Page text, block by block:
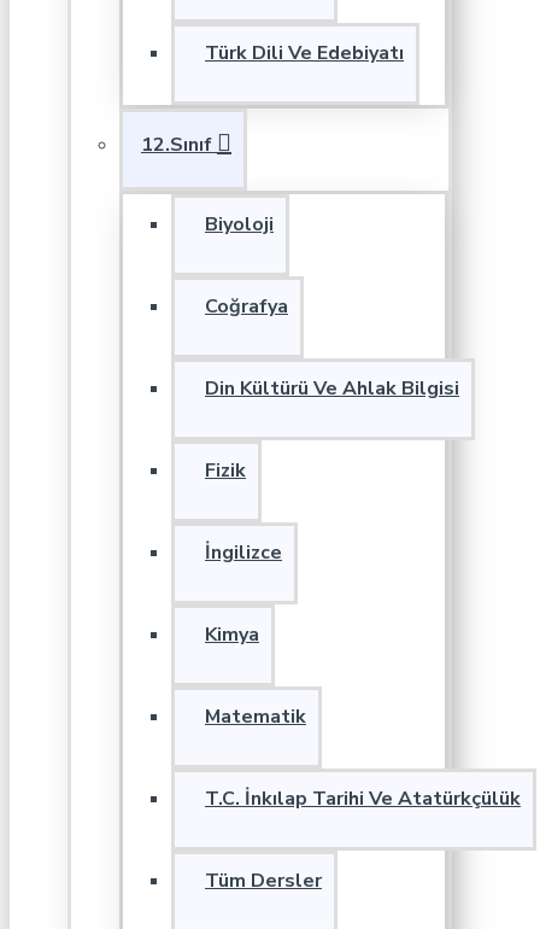
Türk Dili Ve Edebiyatı
12.Sınıf
Biyoloji
Coğrafya
Din Kültürü Ve Ahlak Bilgisi
Fizik
İngilizce
Kimya
Matematik
T.C. İnkılap Tarihi Ve Atatürkçülük
Tüm Dersler